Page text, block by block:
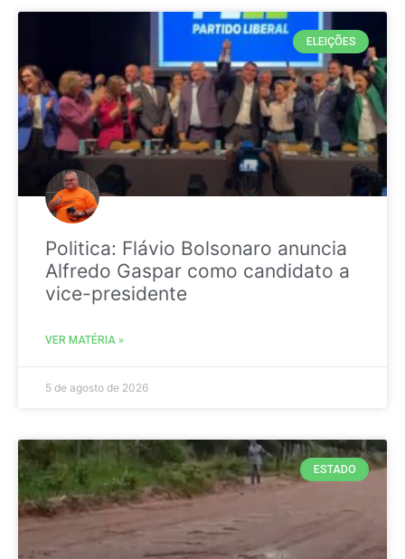
ELEIÇÕES
Politica: Flávio Bolsonaro anuncia
Alfredo Gaspar como candidato a
vice-presidente
VER MATÉRIA »
5 de agosto de 2026
ESTADO